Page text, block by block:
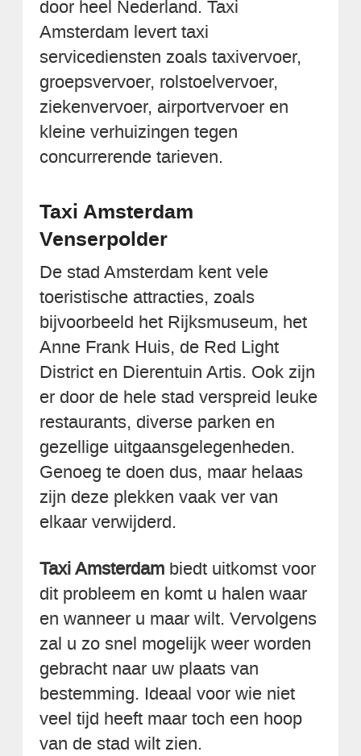
door heel Nederland. Taxi
Amsterdam levert taxi
servicediensten zoals taxivervoer,
groepsvervoer, rolstoelvervoer,
ziekenvervoer, airportvervoer en
kleine verhuizingen tegen
concurrerende tarieven.
Taxi Amsterdam
Venserpolder
De stad Amsterdam kent vele
toeristische attracties, zoals
bijvoorbeeld het Rijksmuseum, het
Anne Frank Huis, de Red Light
District en Dierentuin Artis. Ook zijn
er door de hele stad verspreid leuke
restaurants, diverse parken en
gezellige uitgaansgelegenheden.
Genoeg te doen dus, maar helaas
zijn deze plekken vaak ver van
elkaar verwijderd.
Taxi Amsterdam biedt uitkomst voor
dit probleem en komt u halen waar
en wanneer u maar wilt. Vervolgens
zal u zo snel mogelijk weer worden
gebracht naar uw plaats van
bestemming. Ideaal voor wie niet
veel tijd heeft maar toch een hoop
van de stad wilt zien.